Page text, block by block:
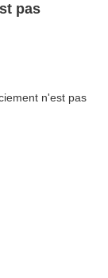
pas